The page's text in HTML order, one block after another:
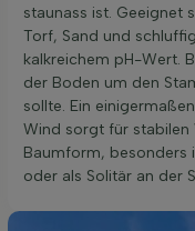
staunass ist. Geeignet
Torf, Sand und
kalkreichem pH-Wert.
der Boden um den
sollte. Ein
Wind sorgt für stabilen
Baumform, besonders
oder als Solitär an der